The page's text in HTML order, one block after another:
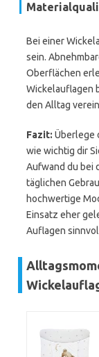
Bei einer
sein.
Oberflächen
Wickelauflagen
den Alltag
Fazit: Überlege
wie wichtig dir
Aufwand du bei
täglichen
hochwertige
Einsatz eher
Auflagen